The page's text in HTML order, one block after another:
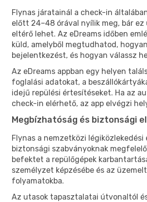
Flynas járatainál a check-in
előtt 24–48 órával nyílik meg, bár
eltérő lehet. Az eDreams időben
küld, amelyből megtudhatod,
bejelentkezést, és hogyan válassz
Az eDreams appban egy helyen
foglalási adatokat, a
idejű repülési értesítéseket. Ha az
check-in elérhető, az app elvégzi
Megbízhatóság és biztonsági
Flynas a nemzetközi légiközlekedési
biztonsági szabványoknak
befektet a repülőgépek
személyzet képzésébe és az
folyamatokba.
Az utasok tapasztalatai útvonaltól